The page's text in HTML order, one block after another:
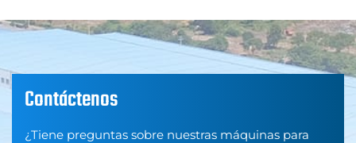
Contáctenos
¿Tiene preguntas sobre nuestras máquinas para